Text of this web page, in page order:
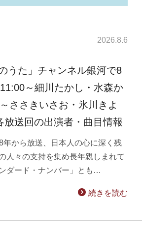
2026.8.6
うた」チャンネル銀河で8
～細川たかし・水森か
ささきいさお・氷川きよ
送回の出演者・曲目情報
から放送、日本人の心に深く残
人々の支持を集め長年親しまれて
ダード・ナンバー」とも…
続きを読む